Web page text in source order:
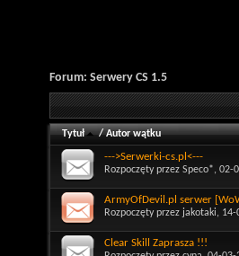
Forum: Serwery CS 1.5
Tytuł /Autor wątku
--->Serwerki-cs.pl<---
Rozpoczęty przez Speco*, 02-
ArmyOfDevil.pl serwer
Rozpoczęty przez jakotaki, 14-
Clear Skill Zaprasza !!!